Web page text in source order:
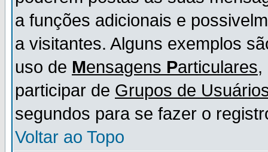
a funções adicionais e
a visitantes. Alguns exemplos
uso de Mensagens Particulares,
participar de Grupos de
segundos para se fazer o
Voltar ao Topo